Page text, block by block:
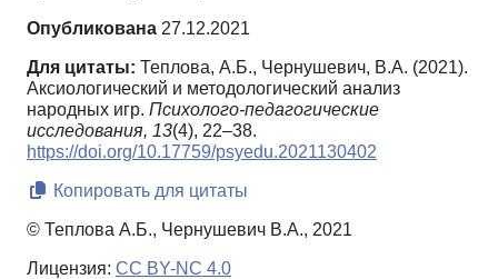
Опубликована 27.12.2021
Для цитаты: Теплова, А.Б., Чернушевич, В.А. (2021).
Аксиологический и методологический анализ
народных игр. Психолого-педагогические
исследования, 13(4), 22–38.
https://doi.org/10.17759/psyedu.2021130402
Копировать для цитаты
© Теплова А.Б., Чернушевич В.А., 2021
Лицензия: CC BY-NC 4.0